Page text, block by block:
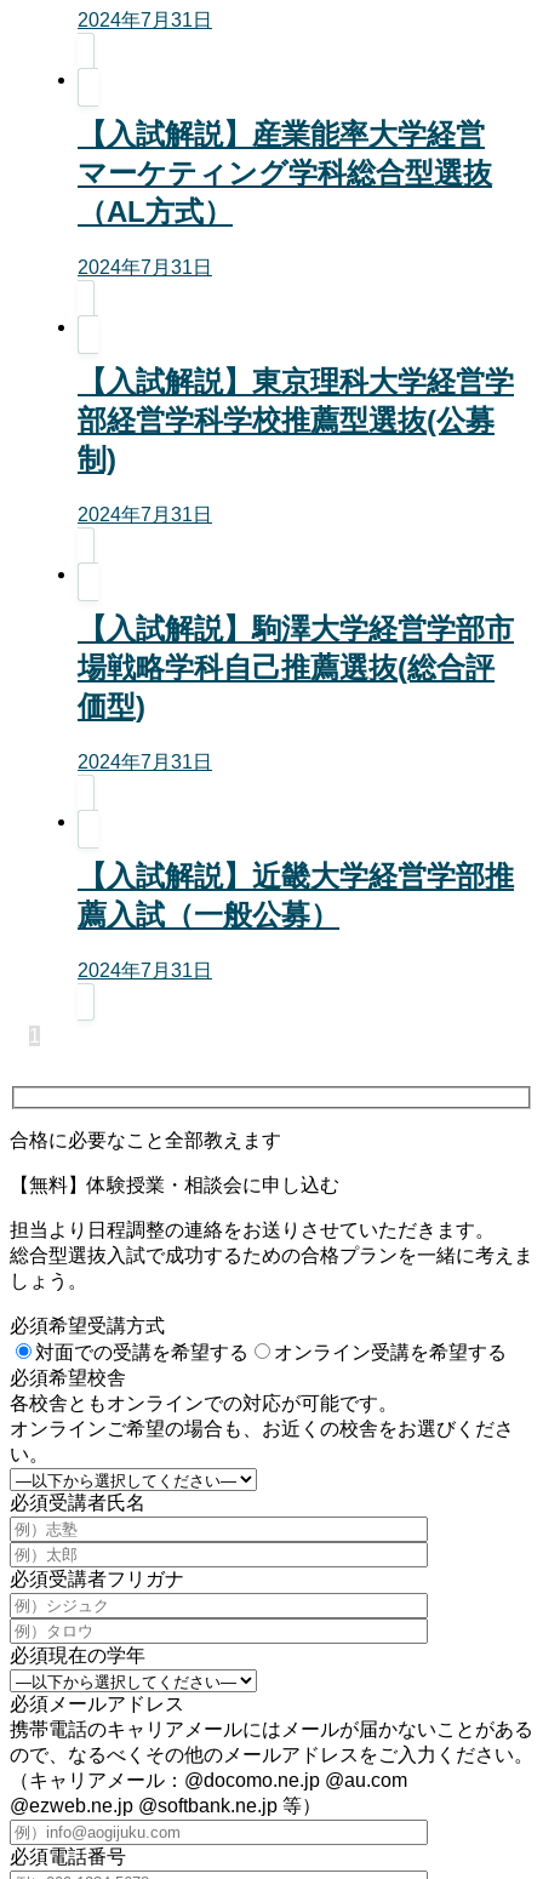
2024年7月31日
【入試解説】産業能率大学経営
マーケティング学科総合型選抜
（AL方式）
2024年7月31日
【入試解説】東京理科大学経営学
部経営学科学校推薦型選抜(公募
制)
2024年7月31日
【入試解説】駒澤大学経営学部市
場戦略学科自己推薦選抜(総合評
価型)
2024年7月31日
【入試解説】近畿大学経営学部推
薦入試（一般公募）
2024年7月31日
1
合格に必要なこと全部教えます
【無料】体験授業・相談会に申し込む
担当より日程調整の連絡をお送りさせていただきます。
総合型選抜入試で成功するための合格プランを一緒に考えま
しょう。
必須希望受講方式
対面での受講を希望する
オンライン受講を希望する
必須希望校舎
各校舎ともオンラインでの対応が可能です。
オンラインご希望の場合も、お近くの校舎をお選びくださ
い。
必須受講者氏名
必須受講者フリガナ
必須現在の学年
必須 メールアドレス
携帯電話のキャリアメールにはメールが届かないことがある
ので、なるべくその他のメールアドレスをご入力ください。
（キャリアメール：@docomo.ne.jp @au.com
@ezweb.ne.jp @softbank.ne.jp 等）
必須電話番号